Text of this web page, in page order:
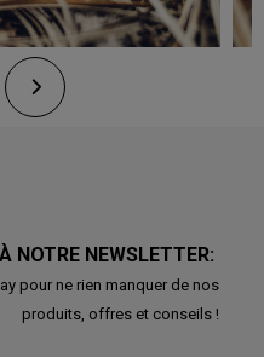
NOTRE NEWSLETTER:
pour ne rien manquer de nos
produits, offres et conseils !